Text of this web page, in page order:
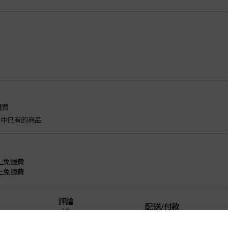
已有的商品
免運費
免運費
評論
(4) 配送/付款